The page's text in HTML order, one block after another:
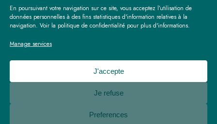
En poursuivant votre navigation sur ce site, vous acceptez l’utilisation de
données personnelles à des fins statistiques d'information relatives à la
navigation. Voir la politique de confidentialité pour plus d'informations.
Manage services
J'accepte
Je refuse
Preferences
Travel Center
Découvrez plus